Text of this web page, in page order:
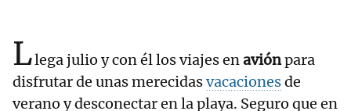
Llega julio y con él los viajes enaviónpara
disfrutar de unas merecidasvacacionesde
verano y desconectar en la playa. Seguro que en